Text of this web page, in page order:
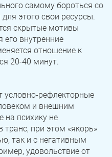
самому бороться со
этого свои ресурсы.
скрытые мотивы
его внутренние
отношение к
20-40 минут.
условно-рефлекторные
и внешним
на психику не
транс, при этом «якорь»
так и с негативным
удовольствие от
Магнитогорск